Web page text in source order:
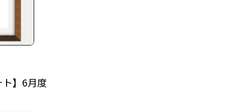
ト】6月度